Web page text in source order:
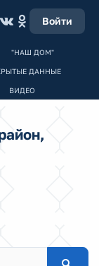
Войти
"НАШ ДОМ"
ДАННЫЕ
ВИДЕО